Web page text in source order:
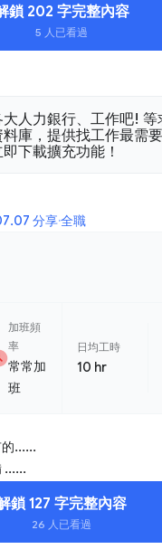
鎖 202 字完整內容
5 人已看過
分享·全職
加班頻
率
常常加
班
日均工時
10 hr
......
......
鎖 127 字完整內容
26 人已看過